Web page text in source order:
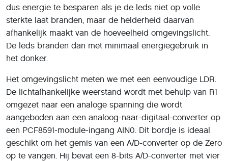
dus energie te besparen als je de leds niet op volle
sterkte laat branden, maar de helderheid daarvan
afhankelijk maakt van de hoeveelheid omgevingslicht.
De leds branden dan met minimaal energiegebruik in
het donker.
Het omgevingslicht meten we met een eenvoudige LDR.
De lichtafhankelijke weerstand wordt met behulp van R1
omgezet naar een analoge spanning die wordt
aangeboden aan een analoog-naar-digitaal-converter op
een PCF8591-module-ingang AIN0. Dit bordje is ideaal
geschikt om het gemis van een A/D-converter op de Zero
op te vangen. Hij bevat een 8-bits A/D-converter met vier